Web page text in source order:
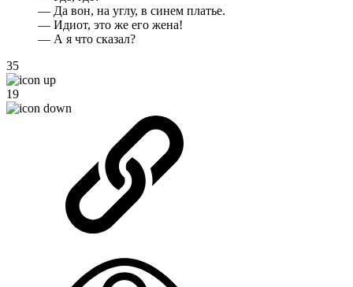
— Да вон, на углу, в синем платье.
— Идиот, это же его жена!
— А я что сказал?
35
19